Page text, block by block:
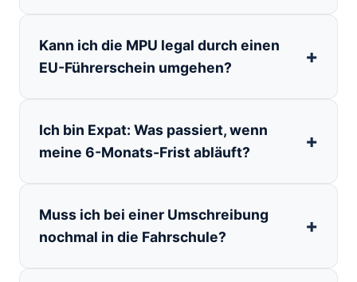
Kann ich die MPU legal durch einen
EU-Führerschein umgehen?
Ich bin Expat: Was passiert, wenn
meine 6-Monats-Frist abläuft?
Muss ich bei einer Umschreibung
nochmal in die Fahrschule?